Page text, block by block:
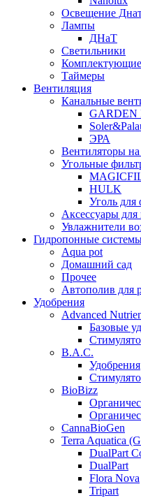
Освещение
Лампы
ДНаТ
Светильники
Комплектующие
Таймеры
Вентиляция
Канальные
GARDEN
ЭРА
Вентиляторы на
Угольные
HULK
Уголь для
Аксессуары
Увлажнители
Гидропонные
Aqua pot
Домашний сад
Прочее
Автополив для
Удобрения
Advanced
Базовые
B.A.C.
Удобрения
BioBizz
CannaBioGen
Terra Aquatica
DualPart
DualPart
Flora Nova
Tripart